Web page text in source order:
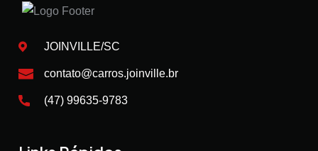
JOINVILLE/SC
contato@carros.joinville.br
(47) 99635-9783